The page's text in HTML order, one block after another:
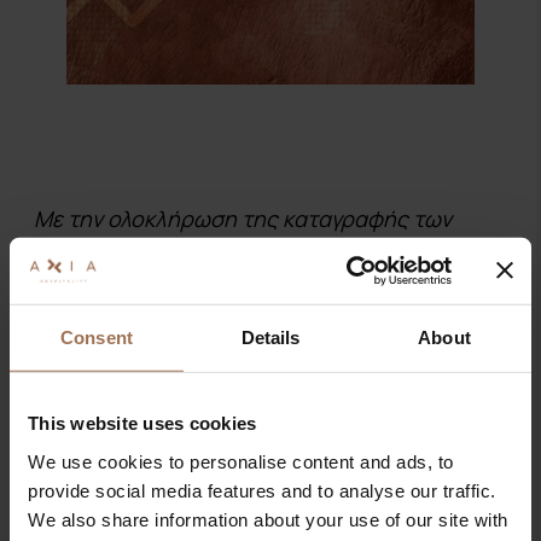
Consent Details About
This website uses cookies
We use cookies to personalise content and ads, to
provide social media features and to analyse our traffic.
We also share information about your use of our site with
Με την ολοκλήρωση της καταγραφής των
κρατήσεων του Πάσχα και εν όψη της έναρξης
της νέας σεζόν, η καθιερωμένη μηνιαία
παρουσίαση της Axia Hospitality περιλαμβάνει
ενδιαφέροντα στατιστικά στοιχεία και
Σχετικά με την πορεία των κρατήσεων την
περίοδο του Πάσχα, τόσο για το Καθολικό
όσο και για το Ορθόδοξο, καταγράφονται